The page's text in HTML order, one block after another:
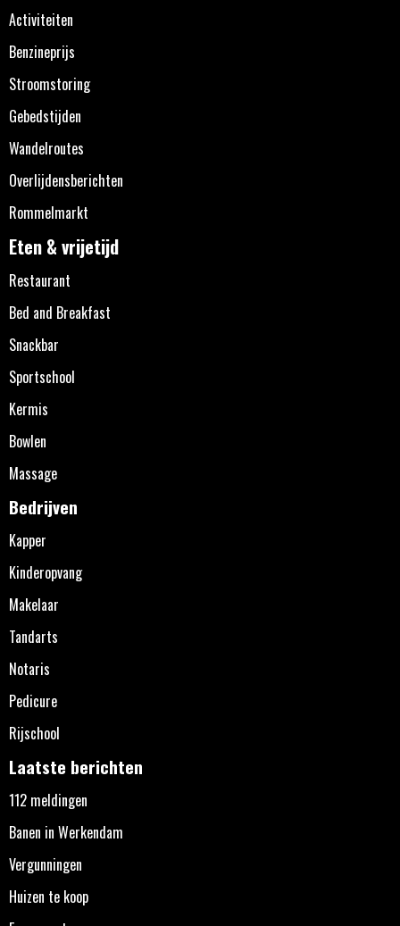
Activiteiten
Benzineprijs
Stroomstoring
Gebedstijden
Wandelroutes
Overlijdensberichten
Rommelmarkt
Eten & vrijetijd
Restaurant
Bed and Breakfast
Snackbar
Sportschool
Kermis
Bowlen
Massage
Bedrijven
Kapper
Kinderopvang
Makelaar
Tandarts
Notaris
Pedicure
Rijschool
Laatste berichten
112 meldingen
Banen in Werkendam
Vergunningen
Huizen te koop